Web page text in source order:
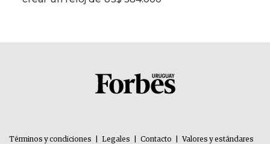
Términos y condiciones Legales Contacto
Valores y estándares